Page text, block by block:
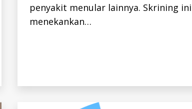
I
-
T
penyakit menular lainnya. Skrining ini
menekankan…